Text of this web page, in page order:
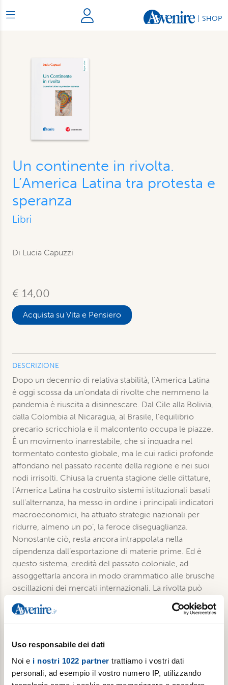
Uso responsabile dei dati
Noi e i nostri 1022 partner trattiamo i vostri dati
personali, ad esempio il vostro numero IP, utilizzando
SHOP
Un continente in rivolta.
L’America Latina tra protesta e
speranza
Libri
Di Lucia Capuzzi
€ 14,00
Acquista su Vita e Pensiero
DESCRIZIONE
Dopo un decennio di relativa stabilità, l’America Latina
è oggi scossa da un’ondata di rivolte che nemmeno la
pandemia è riuscita a disinnescare. Dal Cile alla Bolivia,
dalla Colombia al Nicaragua, al Brasile, l’equilibrio
precario scricchiola e il malcontento occupa le piazze.
È un movimento inarrestabile, che si inquadra nel
tormentato contesto globale, ma le cui radici profonde
affondano nel passato recente della regione e nei suoi
nodi irrisolti. Chiusa la cruenta stagione delle dittature,
l’America Latina ha costruito sistemi istituzionali basati
sull’alternanza, ha messo in ordine i principali indicatori
macroeconomici, ha attuato strategie nazionali per
ridurre, almeno un po’, la feroce diseguaglianza.
Nonostante ciò, resta ancora intrappolata nella
dipendenza dall’esportazione di materie prime. Ed è
questo sistema, eredità del passato coloniale, ad
assoggettarla ancora in modo drammatico alle brusche
oscillazioni dei mercati internazionali. La rivolta può
davvero segnare una svolta? La risposta rimane incerta,
ma di sicuro le giovani democrazie latinoamericane
sono alle prese con la loro prima effettiva crisi di
rischioso. Ma inesorabilmente in atto. Il cui esito,
ancora non scritto, si gioca sul filo tra cronaca e storia.